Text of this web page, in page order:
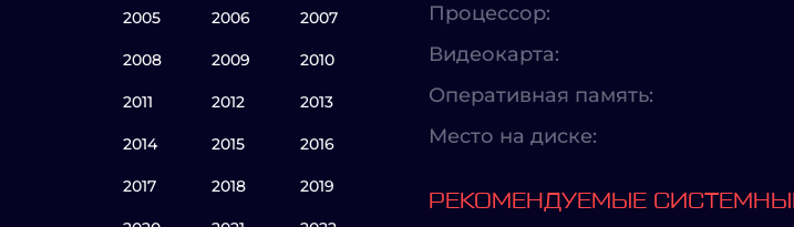
2005 2006 2007
2008 2009 2010
2011 2012 2013
2014 2015 2016
2017 2018 2019
Процессор:
Видеокарта:
Оперативная память:
Место на диске:
РЕКОМЕНДУЕМЫЕ